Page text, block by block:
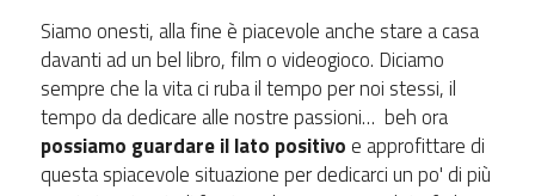
Siamo onesti, alla fine è piacevole anche stare a casa
davanti ad un bel libro, film o videogioco. Diciamo
sempre che la vita ci ruba il tempo per noi stessi, il
tempo da dedicare alle nostre passioni… beh ora
possiamo guardare il lato positivo e approfittare di
questa spiacevole situazione per dedicarci un po' di più